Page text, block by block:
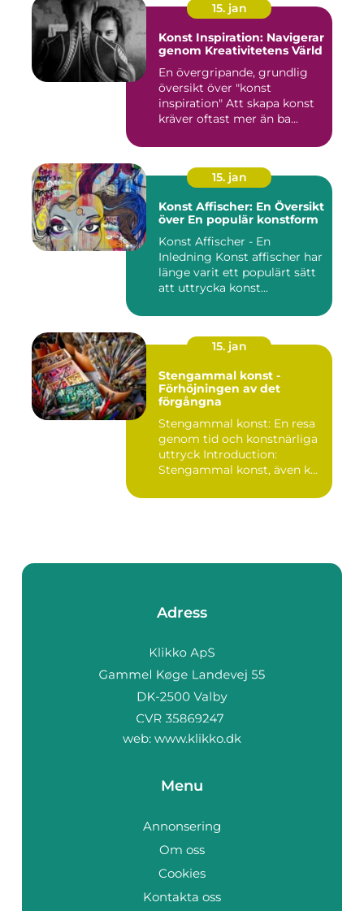
15. jan
Konst Inspiration: Navigerar
genom Kreativitetens Värld
En övergripande, grundlig
översikt över "konst
inspiration" Att skapa konst
kräver oftast mer än ba...
15. jan
Konst Affischer: En Översikt
över En populär konstform
Konst Affischer - En
Inledning Konst affischer har
länge varit ett populärt sätt
att uttrycka konst...
15. jan
Stengammal konst -
Förhöjningen av det
förgångna
Stengammal konst: En resa
genom tid och konstnärliga
uttryck Introduction:
Stengammal konst, även k...
Adress
web: www.klikko.dk
Menu
Annonsering
Om oss
Cookies
Kontakta oss